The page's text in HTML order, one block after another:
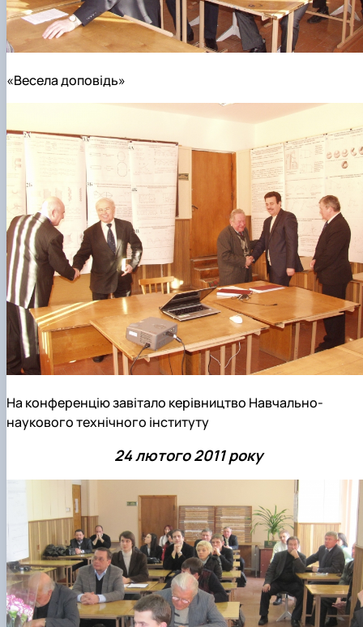
«Весела доповідь»
На конференцію завітало керівництво Навчально-
наукового технічного інституту
24 лютого 2011 року